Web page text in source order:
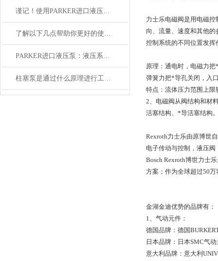
谨记！使用PARKER进口液压泵时需要注意这些
了解以下几点帮助你更好的使用派克柱塞泵
PARKER进口液压泵：液压系统的动力核心​
柱塞泵是通过什么原理进行工作的？
力士乐电磁阀是用电磁
向、流量、速度和其他
控制系统的不同位置发
原理：通电时，电磁力
弹簧力把*导孔关闭，入
特点：流体压力范围上
2、电磁阀从阀结构和材
活塞结构、*导活塞结构
Rexroth力士乐由原博世
电子传动与控制，液压
Bosch Rexroth博世力士
方案；作为全球超过50
金湖金迪优势的品牌有：
1、气动元件：
德国品牌：德国
日本品牌：日本SMC气
意大利品牌：意大利